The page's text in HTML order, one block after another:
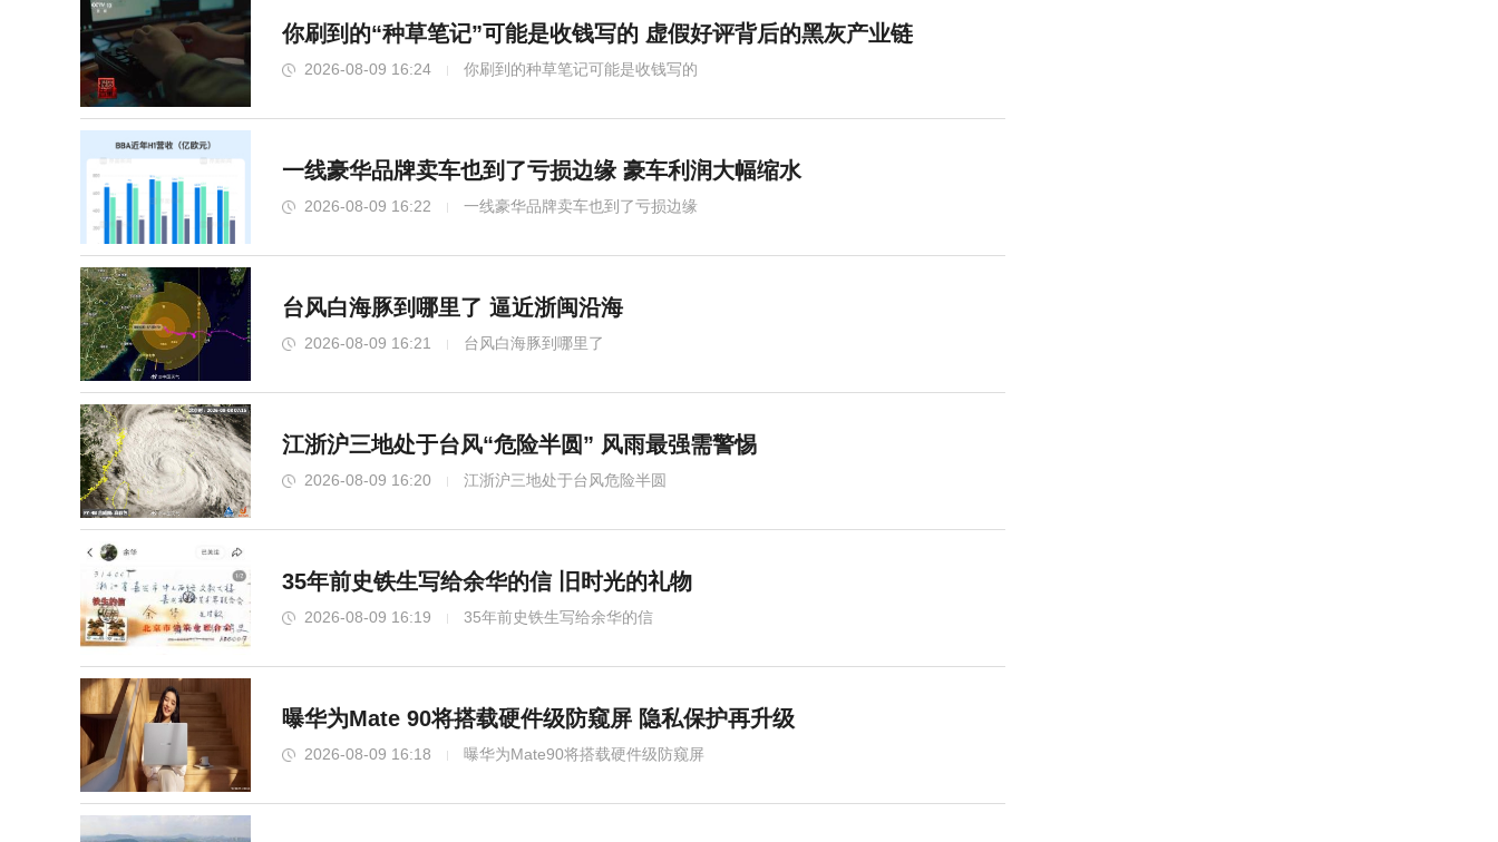
你刷到的“种草笔记”可能是收钱写的 虚假好评背后的黑灰产业链
2026-08-09 16:24 你刷到的种草笔记可能是收钱写的
一线豪华品牌卖车也到了亏损边缘 豪车利润大幅缩水
2026-08-09 16:22 一线豪华品牌卖车也到了亏损边缘
台风白海豚到哪里了 逼近浙闽沿海
2026-08-09 16:21 台风白海豚到哪里了
江浙沪三地处于台风“危险半圆” 风雨最强需警惕
2026-08-09 16:20 江浙沪三地处于台风危险半圆
35年前史铁生写给余华的信 旧时光的礼物
2026-08-09 16:19 35年前史铁生写给余华的信
曝华为Mate 90将搭载硬件级防窥屏 隐私保护再升级
2026-08-09 16:18 曝华为Mate90将搭载硬件级防窥屏